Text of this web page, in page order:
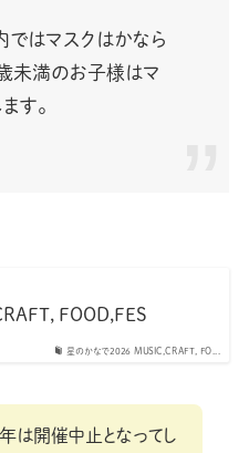
ではマスクはかなら
未満のお子様はマ
す。
星のかなで2026 MUSIC,CRAFT, FO...
FOOD,FES
は開催中止となってし